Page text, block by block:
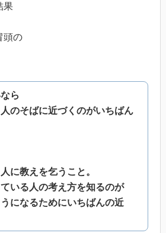
果
頭の
ら
のそばに近づくのがいちばん
に教えを乞うこと。
いる人の考え方を知るのが
うになるためにいちばんの近